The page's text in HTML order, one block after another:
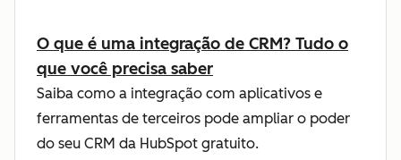
O que é uma integração de CRM? Tudo o
que você precisa saber
Saiba como a integração com aplicativos e
ferramentas de terceiros pode ampliar o poder
do seu CRM da HubSpot gratuito.